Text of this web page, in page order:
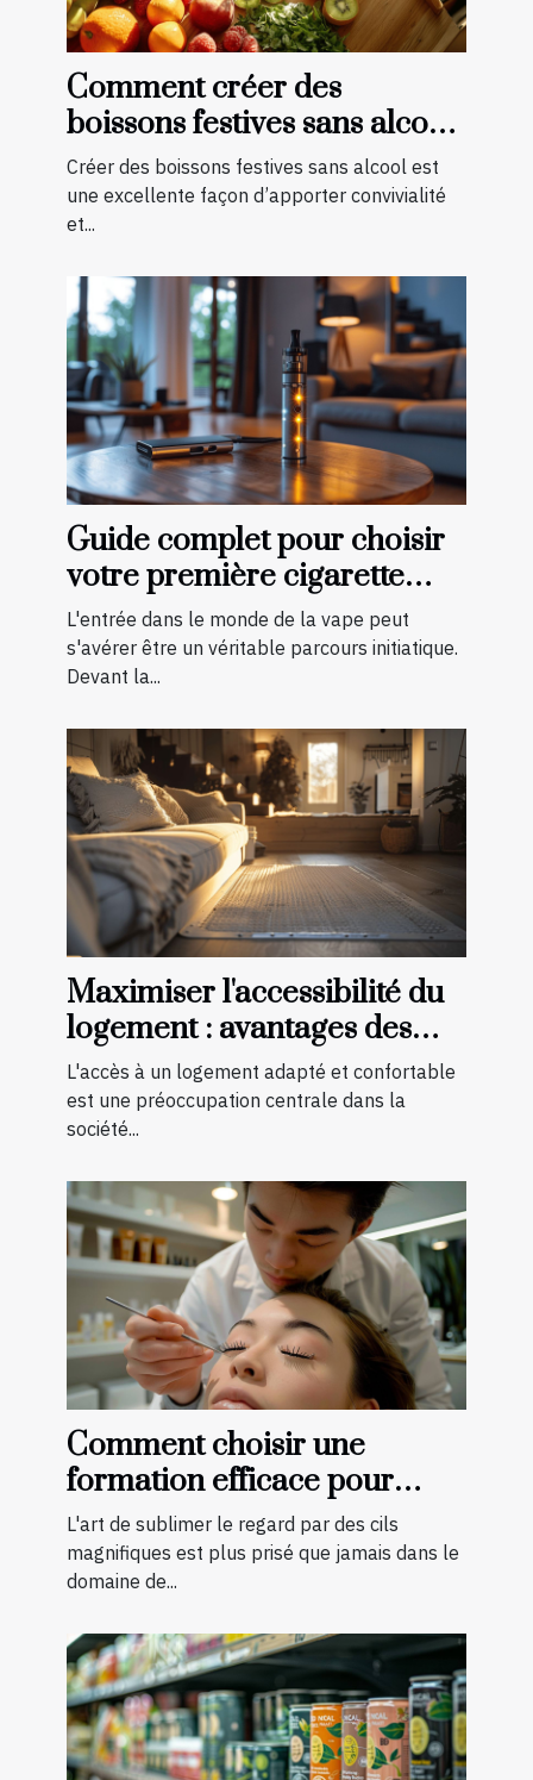
Comment créer des
boissons festives sans alcool
pour toutes les saisons
Créer des boissons festives sans alcool est
une excellente façon d’apporter convivialité
et...
Guide complet pour choisir
votre première cigarette
électronique
L'entrée dans le monde de la vape peut
s'avérer être un véritable parcours initiatique.
Devant la...
Maximiser l'accessibilité du
logement : avantages des
aménagements préventifs
L'accès à un logement adapté et confortable
est une préoccupation centrale dans la
société...
Comment choisir une
formation efficace pour
devenir technicienne de cils
certifiée
L'art de sublimer le regard par des cils
magnifiques est plus prisé que jamais dans le
domaine de...